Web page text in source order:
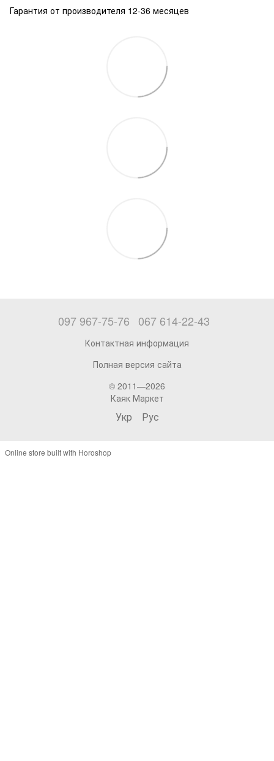
Гарантия от производителя 12-36 месяцев
097 967-75-76 067 614-22-43
Контактная информация
Полная версия сайта
© 2011—2026
Каяк Маркет
Укр Рус
Online store built with Horoshop